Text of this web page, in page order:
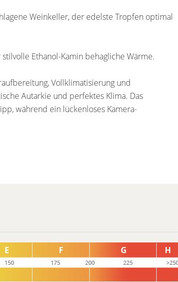
Weinkeller, der edelste Tropfen optimal
Ethanol-Kamin behagliche Wärme.
Vollklimatisierung und
Autarkie und perfektes Klima. Das
während ein lückenloses Kamera-